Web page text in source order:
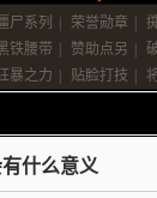
尸系列 荣誉勋章
铁腰带 赞助点另
暴之力 贴脸打技
什么意义